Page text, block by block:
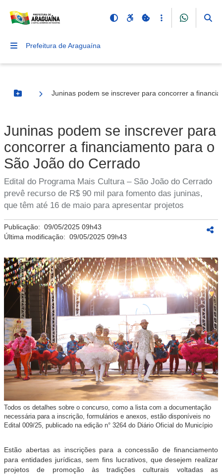
Prefeitura de Araguaína
Botão Menu
Juninas podem se inscrever para concorrer a
Juninas podem se inscrever para
concorrer a financiamento para o
São João do Cerrado
Edital do Programa Mais Cultura – São João do Cerrado
prevê recurso de R$ 90 mil para fomento das juninas,
que têm até 16 de maio para apresentar projetos
Publicação: 09/05/2025 09h43
Última modificação: 09/05/2025 09h43
Todos os detalhes sobre o concurso, como a lista com a documentação
necessária para a inscrição, formulários e anexos, estão disponíveis no
Edital 009/25, publicado na edição n° 3264 do Diário Oficial do Município
Estão abertas as inscrições para a concessão de financiamento
para entidades jurídicas, sem fins lucrativos, que desejem realizar
projetos de promoção às tradições culturais voltadas as